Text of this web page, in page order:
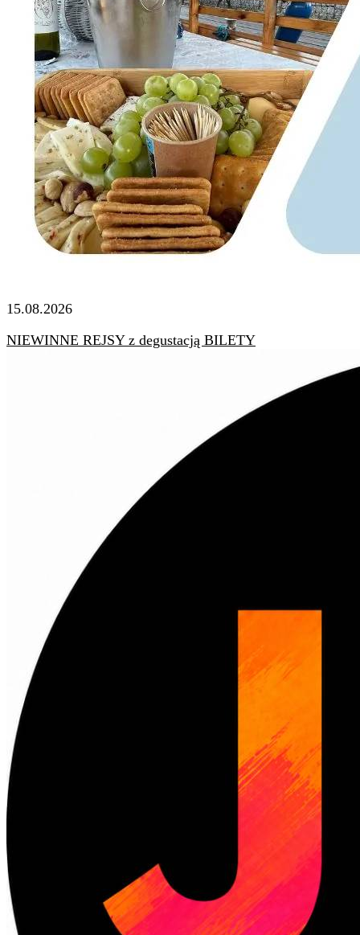
15.08.2026
NIEWINNE REJSY z degustacją BILETY